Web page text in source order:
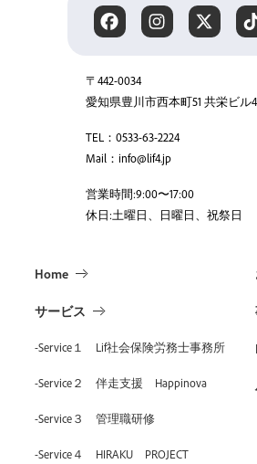
〒442-0034
愛知県豊川市西本町51 共栄ビル
TEL：0533-63-2224
Mail：info@lif4.jp
営業時間:9:00〜17:00
休日:土曜日、日曜日、祝祭日
Home
サービス
-Service１ Lif社会保険労務士事務所
-Service２ 伴走支援 Happinova
-Service３ 管理職研修
-Service４ HIRAKU PROJECT